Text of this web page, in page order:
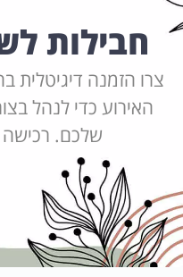
חבילות
צרו הזמנה דיגיטלית
האירוע כדי לנהל
שלכם.